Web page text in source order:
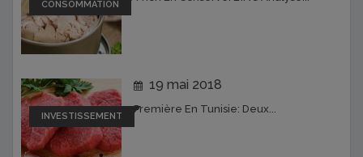
CONSOMMATION
INVESTISSEMENT
19 mai 2018
Première En Tunisie: Deux...